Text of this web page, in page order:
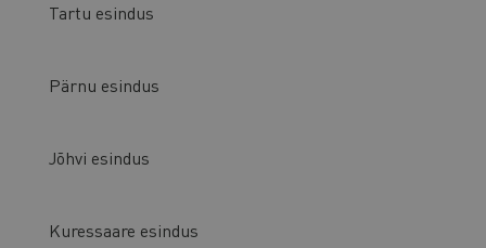
Tartu esindus
Pärnu esindus
Jõhvi esindus
Kuressaare esindus